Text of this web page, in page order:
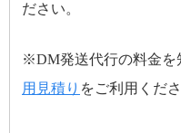
ださい。
※DM発送代行の料金を
用見積り をご利用くださ